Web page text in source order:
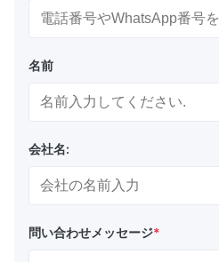
名前
会社名:
問い合わせメッセージ*